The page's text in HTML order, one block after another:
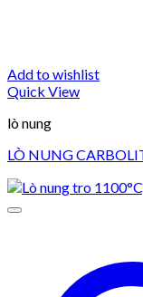
Add to wishlist
Quick View
lò nung
LÒ NUNG